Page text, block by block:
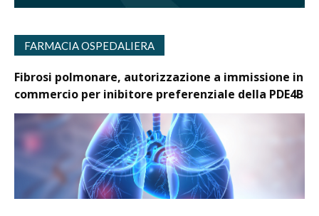
FARMACIA OSPEDALIERA
Fibrosi polmonare, autorizzazione a immissione in
commercio per inibitore preferenziale della PDE4B